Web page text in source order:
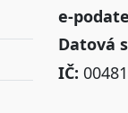
e-
Datová
IČ: